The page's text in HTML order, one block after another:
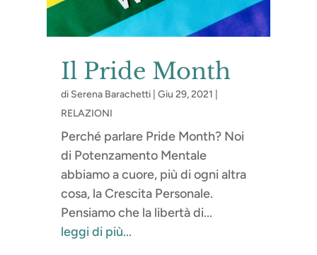
Il Pride Month
di Serena Barachetti |Giu 29, 2021
RELAZIONI
Perché parlare Pride Month? Noi
di Potenzamento Mentale
abbiamo a cuore, più di ogni altra
cosa, la Crescita Personale.
Pensiamo che la libertà di...
leggi di più...